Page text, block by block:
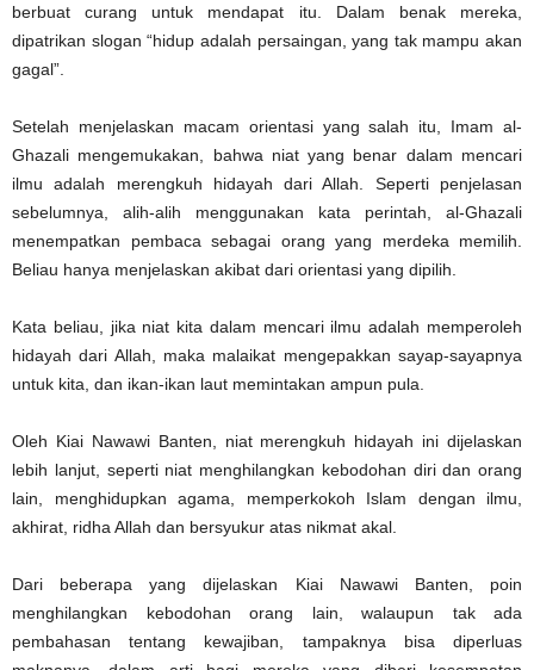
berbuat curang untuk ‎mendapat itu. Dalam benak mereka,
dipatrikan slogan “hidup adalah persaingan, yang tak mampu akan
gagal”. ‎
Setelah menjelaskan macam orientasi yang salah itu, Imam al-
Ghazali mengemukakan, bahwa niat yang benar ‎dalam mencari
ilmu adalah merengkuh hidayah dari Allah. Seperti penjelasan
sebelumnya, alih-alih menggunakan kata perintah, al-Ghazali
menempatkan pembaca sebagai orang yang merdeka memilih.
Beliau hanya ‎menjelaskan akibat dari orientasi yang dipilih.
Kata beliau, jika niat kita dalam mencari ilmu adalah memperoleh
hidayah dari Allah, maka malaikat mengepakkan ‎sayap-sayapnya
untuk kita, dan ikan-ikan laut memintakan ampun pula. ‎
Oleh Kiai Nawawi Banten, niat merengkuh hidayah ini dijelaskan
lebih lanjut, seperti niat menghilangkan ‎kebodohan diri dan orang
lain, menghidupkan agama, memperkokoh Islam dengan ilmu,
akhirat, ridha Allah dan ‎bersyukur atas nikmat akal. ‎
Dari beberapa yang dijelaskan Kiai Nawawi Banten, poin
menghilangkan kebodohan orang lain, walaupun tak ada
‎pembahasan tentang kewajiban, tampaknya bisa diperluas